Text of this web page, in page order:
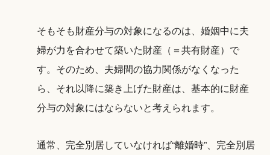
そもそも財産分与の対象になるのは、婚姻中に夫
婦が力を合わせて築いた財産（＝共有財産）で
す。そのため、夫婦間の協力関係がなくなった
ら、それ以降に築き上げた財産は、基本的に財産
分与の対象にはならないと考えられます。
通常、完全別居していなければ“離婚時”、完全別居